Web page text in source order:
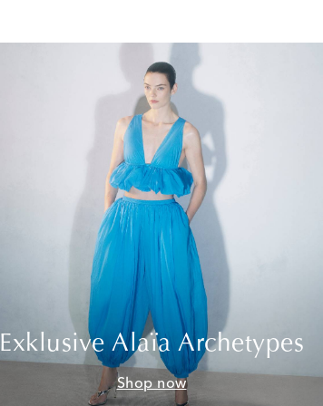
Exklusive Alaïa Archetypes
Shop now